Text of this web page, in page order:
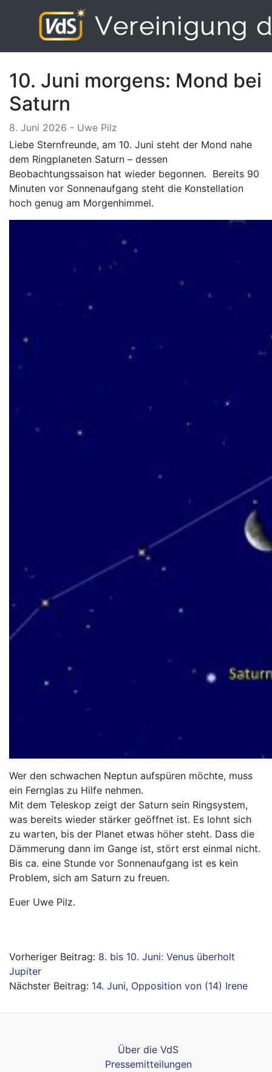
10. Juni morgens: Mond bei
Saturn
8. Juni 2026 - Uwe Pilz
Liebe Sternfreunde, am 10. Juni steht der Mond nahe
dem Ringplaneten Saturn – dessen
Beobachtungssaison hat wieder begonnen. Bereits 90
Minuten vor Sonnenaufgang steht die Konstellation
hoch genug am Morgenhimmel.
Wer den schwachen Neptun aufspüren möchte, muss
ein Fernglas zu Hilfe nehmen.
Mit dem Teleskop zeigt der Saturn sein Ringsystem,
was bereits wieder stärker geöffnet ist. Es lohnt sich
zu warten, bis der Planet etwas höher steht. Dass die
Dämmerung dann im Gange ist, stört erst einmal nicht.
Bis ca. eine Stunde vor Sonnenaufgang ist es kein
Problem, sich am Saturn zu freuen.
Euer Uwe Pilz.
Beitragsnavigation8. bis 10. Juni: Venus überholt
Jupiter
14. Juni, Opposition von (14) Irene
Über die VdS
Pressemitteilungen